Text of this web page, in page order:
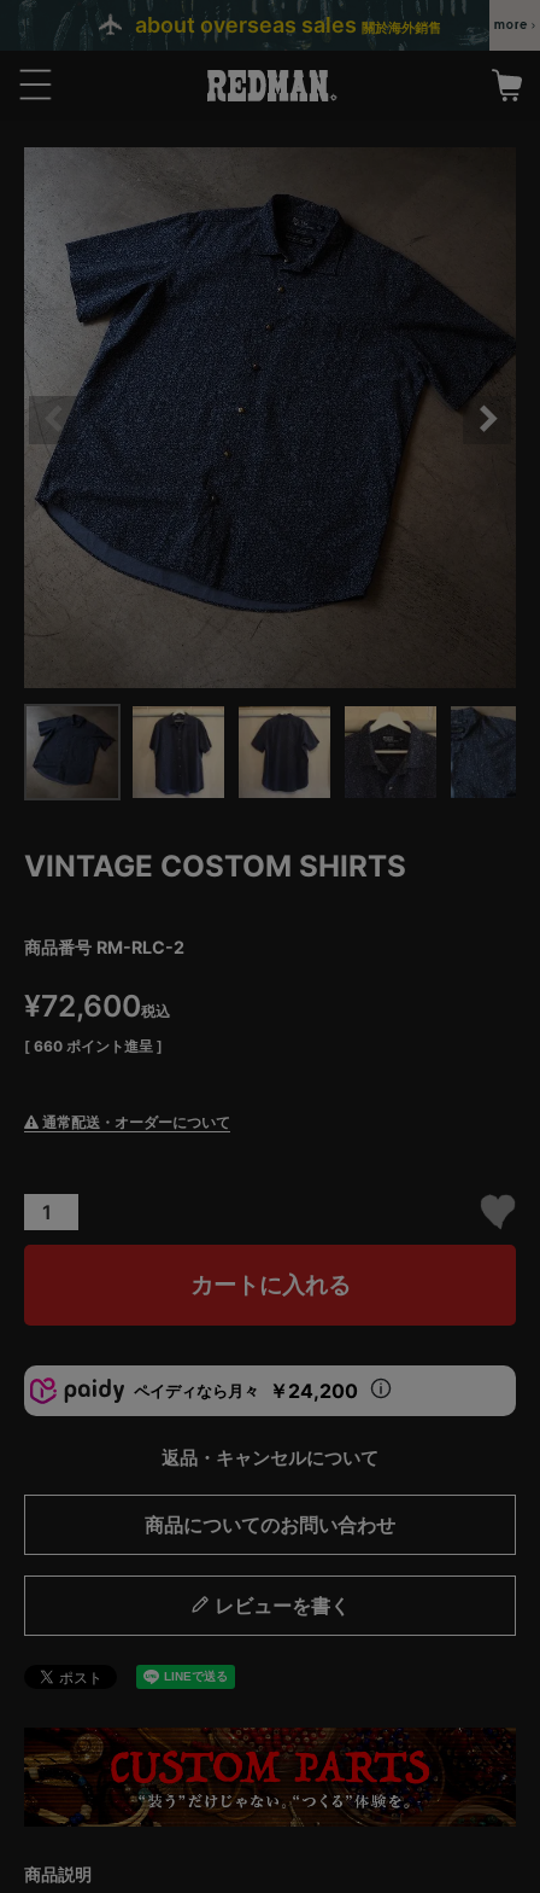
about overseas sales 關於海外銷售
VINTAGE COSTOM SHIRTS
商品番号 RM-RLC-2
¥72,600税込
[ 660 ポイント進呈 ]
通常配送・オーダーについて
カートに入れる
ペイディなら月々 ￥24,200
返品・キャンセルについて
商品についてのお問い合わせ
レビューを書く